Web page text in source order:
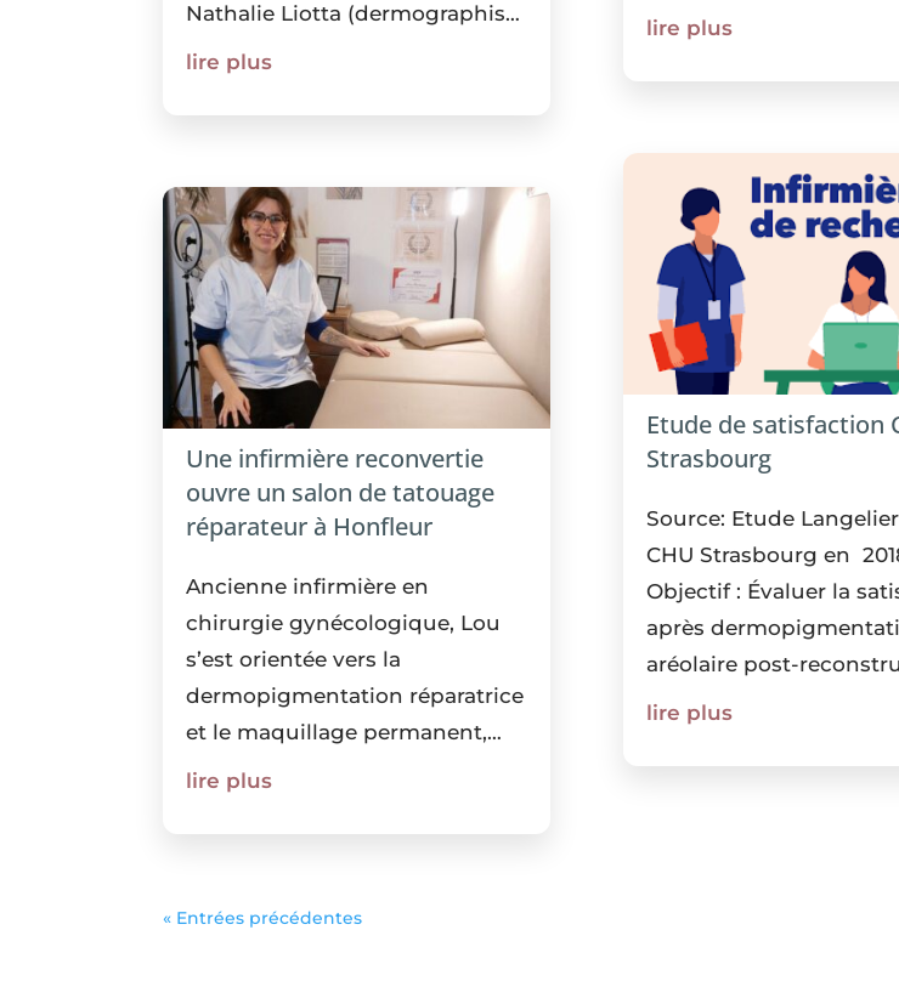
Nathalie Liotta (dermographiste
et parallèllement préparatrice
un...
lire plus
Une infirmière reconvertie
ouvre un salon de tatouage
réparateur à Honfleur
Ancienne infirmière en
chirurgie gynécologique, Lou
s’est orientée vers la
dermopigmentation réparatrice
et le maquillage permanent,
avec la volonté de mettre son
Installée...
lire plus
charge par l'Assurance
lire plus
Etude de satisfaction
Strasbourg
Source: Etude
CHU Strasbourg en
Objectif : Évaluer la
après
aréolaire post-
mammaire. Population :
lire plus
« Entrées précédentes